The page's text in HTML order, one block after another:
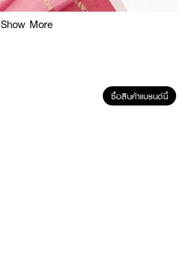
Show More
ซื้อสินค้าแบรนด์นี้